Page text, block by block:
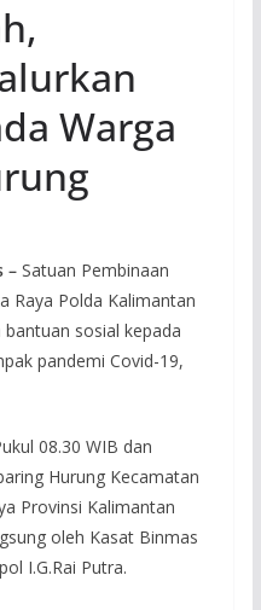
Warga
– Satuan Pembinaan
Raya Polda Kalimantan
sosial kepada
pandemi Covid-19,
08.30 WIB dan
Hurung Kecamatan
Provinsi Kalimantan
oleh Kasat Binmas
I.G.Rai Putra.